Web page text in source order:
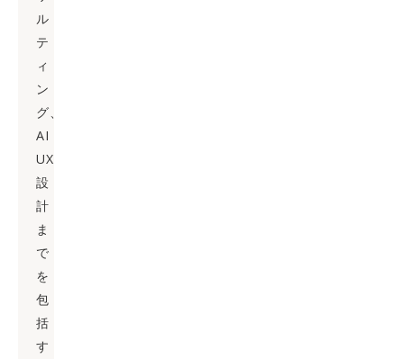
ル
テ
ィ
ン
グ、
AI
UX
設
計
ま
で
を
包
括
す